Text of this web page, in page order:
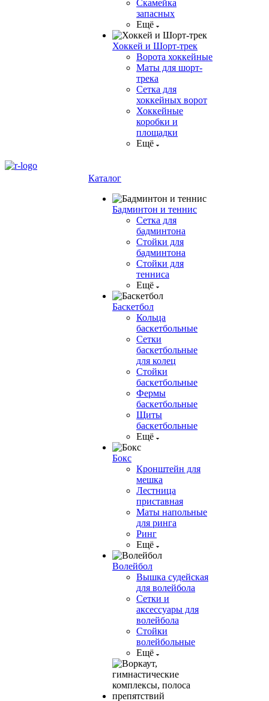
Скамейка
запасных
Ещё
Хоккей и Шорт-трек
Ворота хоккейные
Маты для шорт-
трека
Сетка для
хоккейных ворот
Хоккейные
коробки и
площадки
Ещё
Каталог
Бадминтон и теннис
Сетка для
бадминтона
Стойки для
бадминтона
Стойки для
тенниса
Ещё
Баскетбол
Кольца
баскетбольные
Сетки
баскетбольные
для колец
Стойки
баскетбольные
Фермы
баскетбольные
Щиты
баскетбольные
Ещё
Бокс
Кронштейн для
мешка
Лестница
приставная
Маты напольные
для ринга
Ринг
Ещё
Волейбол
Вышка судейская
для волейбола
Сетки и
аксессуары для
волейбола
Стойки
волейбольные
Ещё